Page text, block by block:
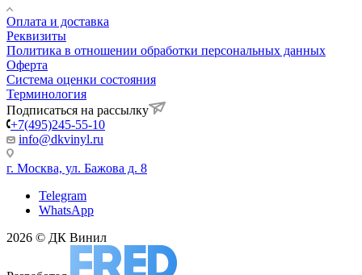
Оплата и доставка
Реквизиты
Политика в отношении обработки персональных данных
Оферта
Система оценки состояния
Терминология
Подписаться на рассылку
+7(495)245-55-10
info@dkvinyl.ru
г. Москва, ул. Бажова д. 8
Telegram
WhatsApp
2026 © ДК Винил